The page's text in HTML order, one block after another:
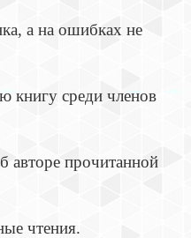
а на ошибках не
книгу среди членов
авторе прочитанной
чтения.